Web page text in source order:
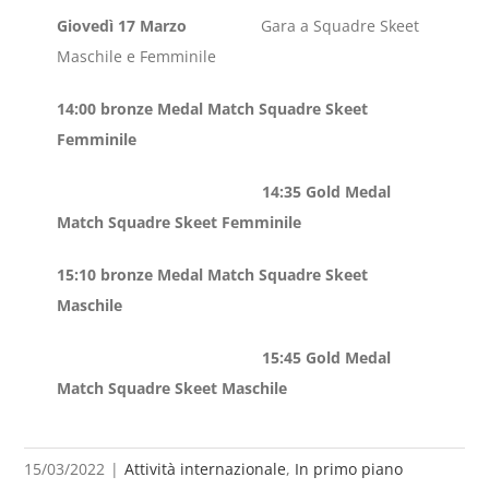
Giovedì 17 Marzo Gara a Squadre Skeet
Maschile e Femminile
14:00 bronze Medal Match Squadre Skeet
Femminile
14:35 Gold Medal
Match Squadre Skeet Femminile
15:10 bronze Medal Match Squadre Skeet
Maschile
15:45 Gold Medal
Match Squadre Skeet Maschile
15/03/2022 | Attività internazionale, In primo piano